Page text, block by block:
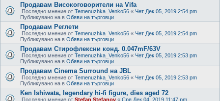
Продавам Високоговорители на Vifa
Последно мнение от Temenuzhka_Venko56 « Чет Дек 05, 2019 2:54 pm
Публикувано на в Обяви на търговци
Продавам Реглети
Последно мнение от Temenuzhka_Venko56 « Чет Дек 05, 2019 2:54 pm
Публикувано на в Обяви на търговци
Продавам Стирофлексни конд. 0.047mF/63V
Последно мнение от Temenuzhka_Venko56 « Чет Дек 05, 2019 2:53 pm
Публикувано на в Обяви на търговци
Продавам Cinema Surround на JBL
Последно мнение от Temenuzhka_Venko56 « Чет Дек 05, 2019 2:53 pm
Публикувано на в Обяви на търговци
Ken Ishiwata, legendary hi-fi figure, dies aged 72
Последно мнение от Stefan Stefanov « Сря Дек 04, 2019 11:47 pm